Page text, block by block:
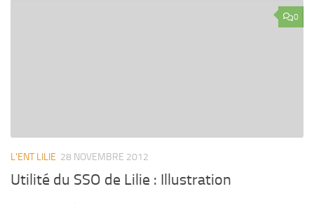
0
L'ENT LILIE 28 NOVEMBRE 2012
Utilité du SSO de Lilie : Illustration